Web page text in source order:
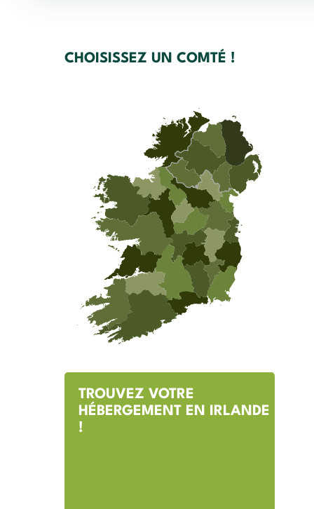
CHOISISSEZ UN COMTÉ !
TROUVEZ VOTRE
HÉBERGEMENT EN IRLANDE
!